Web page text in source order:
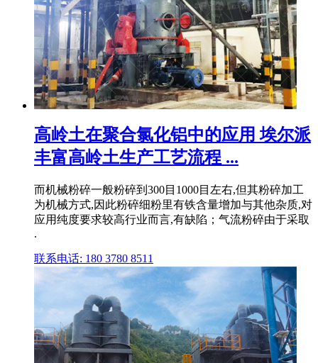
高岭土在聚合氯化铝中的应用 埃尔派
丰富高岭土生产工艺流程 ...
而机械粉碎一般粉碎到300目1000目左右,但其粉碎加工
为机械方式,因此粉碎细粉里有铁含量增加与其他杂质,对
应用纯度要求较高行业而言,有缺陷；气流粉碎由于采取
.
联系电话: 180 3780 8511